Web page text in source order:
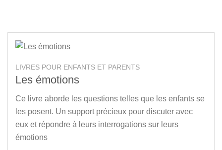
LIVRES POUR ENFANTS ET PARENTS
Les émotions
Ce livre aborde les questions telles que les enfants se
les posent. Un support précieux pour discuter avec
eux et répondre à leurs interrogations sur leurs
émotions